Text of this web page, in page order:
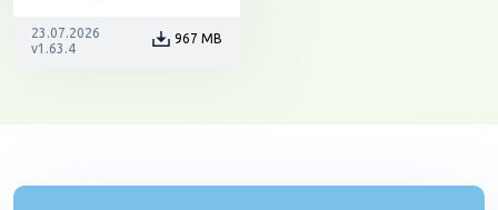
23.07.2026
v1.63.4
967 MB